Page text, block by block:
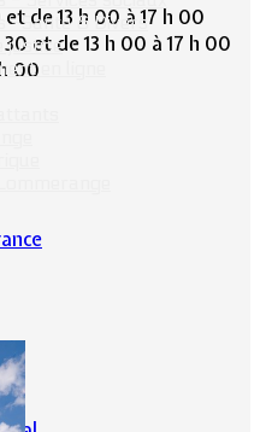
-Santé & Divers
justice
en ligne
de 13 h 00 à 17 h 00
et de 13 h 00 à 17 h 00
00